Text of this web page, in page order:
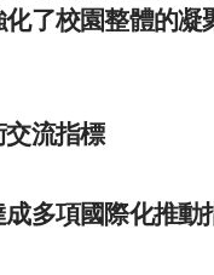
了校園整體的
流指標
多項國際化推動